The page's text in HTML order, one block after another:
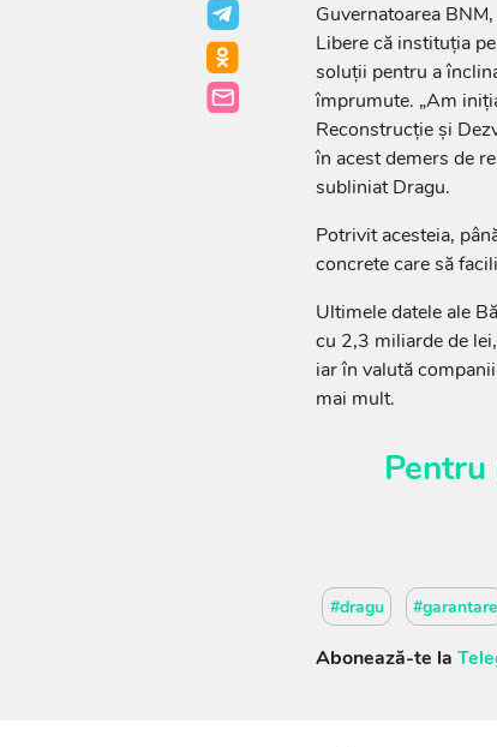
Guvernatoarea
Libere că instituția
soluții pentru a
împrumute. „Am
Reconstrucție și
în acest demers de
subliniat Dragu.
Potrivit acesteia,
concrete care să
Ultimele datele ale
cu 2,3 miliarde de
iar în valută
mai mult.
#dragu #garantare
Abonează-te la